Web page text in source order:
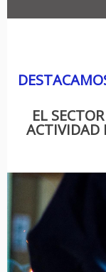
EL
ACTIVIDAD